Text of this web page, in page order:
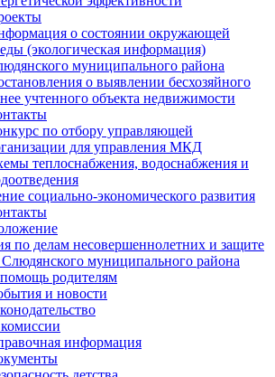
о состоянии окружающей
(экологическая информация)
муниципального района
о выявлении бесхозяйного
учтенного объекта недвижимости
по отбору управляющей
для управления МКД
теплоснабжения, водоснабжения и
социально-экономического развития
по делам несовершеннолетних и защите
муниципального района
родителям
и новости
информация